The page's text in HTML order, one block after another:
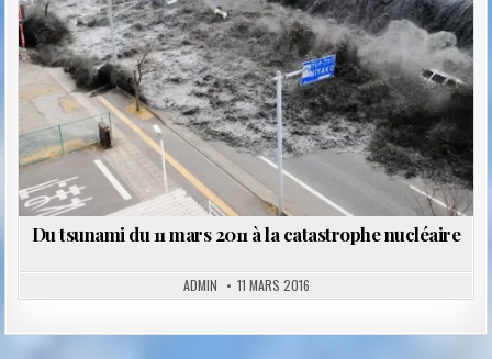
Du tsunami du 11 mars 2011 à la catastrophe nucléaire
ADMIN 11 MARS 2016